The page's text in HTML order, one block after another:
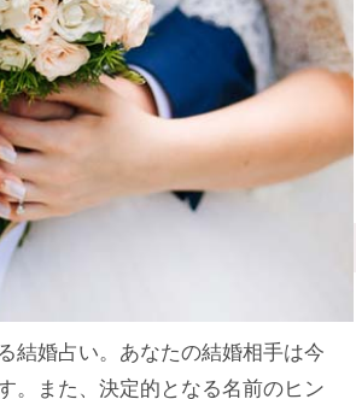
結婚占い。あなたの結婚相手は今
。また、決定的となる名前のヒン